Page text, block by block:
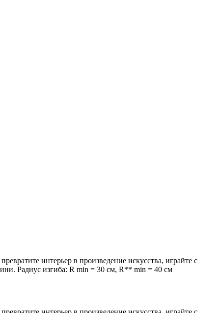
интерьер в произведение искусства, играйте с
Радиус изгиба: R min = 30 см, R** min = 40 см